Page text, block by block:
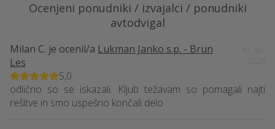
Ocenjeni ponudniki / izvajalci / ponudniki
avtodvigal
Milan C. je ocenil/a Lukman Janko s.p. - Brun
Les
5,0
odlično so se iskazali. Kljub težavam so pomagali najti
rešitve in smo uspešno končali delo